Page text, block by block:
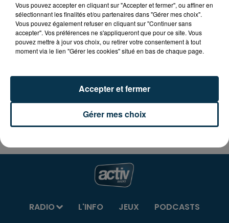
Apportez et échangez gratuitement vos objets
contre de nouveaux trésors ! (vêtements, livres,
vaisselles, petits électroménagers...)
De nombreuses animations vous seront proposées.
Infos sur :copler.fr
RADIO L'INFO JEUX
PODCASTS
Vous pouvez accepter en cliquant sur "Accepter et fermer", ou affiner en
sélectionnant les finalités et/ou partenaires dans "Gérer mes choix".
Vous pouvez également refuser en cliquant sur "Continuer sans
accepter". Vos préférences ne s'appliqueront que pour ce site. Vous
pouvez mettre à jour vos choix, ou retirer votre consentement à tout
moment via le lien "Gérer les cookies" situé en bas de chaque page.
Gérer mes choix
Accepter et fermer